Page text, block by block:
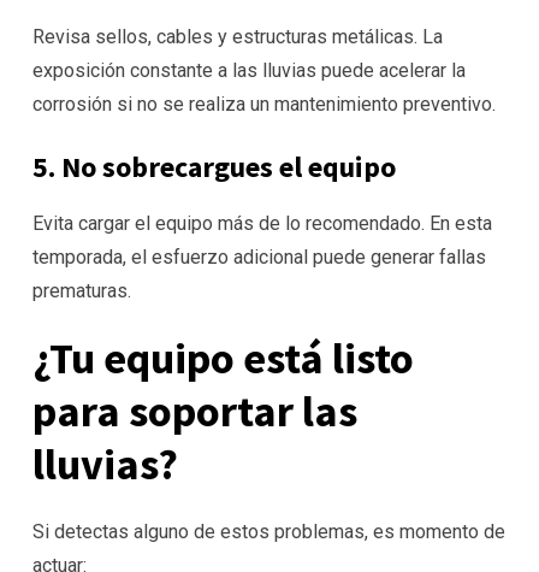
Revisa sellos, cables y estructuras metálicas. La
exposición constante a las lluvias puede acelerar la
corrosión si no se realiza un mantenimiento preventivo.
5. No sobrecargues el equipo
Evita cargar el equipo más de lo recomendado. En esta
temporada, el esfuerzo adicional puede generar fallas
prematuras.
¿Tu equipo está listo
para soportar las
lluvias?
Si detectas alguno de estos problemas, es momento de
actuar: